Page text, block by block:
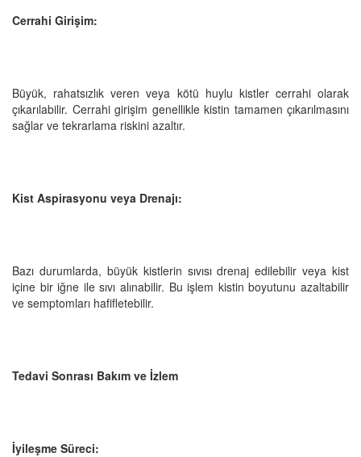
Cerrahi Girişim:
Büyük, rahatsızlık veren veya kötü huylu kistler cerrahi olarak
çıkarılabilir. Cerrahi girişim genellikle kistin tamamen çıkarılmasını
sağlar ve tekrarlama riskini azaltır.
Kist Aspirasyonu veya Drenajı:
Bazı durumlarda, büyük kistlerin sıvısı drenaj edilebilir veya kist
içine bir iğne ile sıvı alınabilir. Bu işlem kistin boyutunu azaltabilir
ve semptomları hafifletebilir.
Tedavi Sonrası Bakım ve İzlem
İyileşme Süreci: